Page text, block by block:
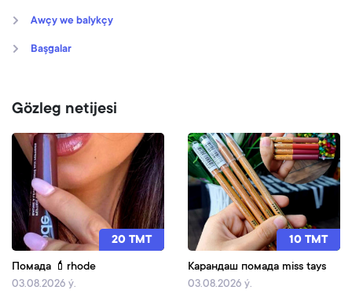
Awçy we balykçy
Başgalar
Gözleg netijesi
20 TMT
Помада 💄rhode
03.08.2026 ý.
10 TMT
Карандаш помада miss tays
03.08.2026 ý.